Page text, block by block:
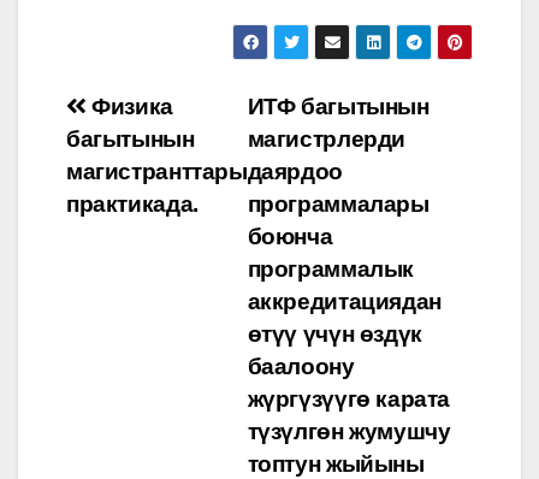
Навигация
по
записям
ИТФ багытынын
магистрлерди
даярдоо
программалары
боюнча
программалык
аккредитациядан
өтүү үчүн өздүк
баалоону
жүргүзүүгө карата
түзүлгөн жумушчу
топтун жыйыны
Физика
багытынын
магистранттары
практикада.